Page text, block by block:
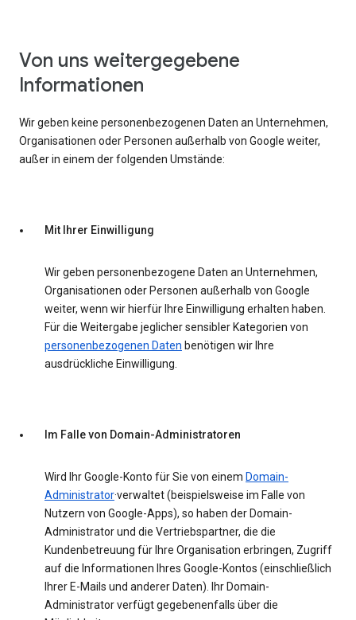
Von uns weitergegebene
Informationen
Wir geben keine personenbezogenen Daten an Unternehmen,
Organisationen oder Personen außerhalb von Google weiter,
außer in einem der folgenden Umstände:
Mit Ihrer Einwilligung
Wir geben personenbezogene Daten an Unternehmen,
Organisationen oder Personen außerhalb von Google
weiter, wenn wir hierfür Ihre Einwilligung erhalten haben.
Für die Weitergabe jeglicher sensibler Kategorien von
personenbezogenen Daten benötigen wir Ihre
ausdrückliche Einwilligung.
Im Falle von Domain-Administratoren
Wird Ihr Google-Konto für Sie von einem Domain-
Administrator·verwaltet (beispielsweise im Falle von
Nutzern von Google-Apps), so haben der Domain-
Administrator und die Vertriebspartner, die die
Kundenbetreuung für Ihre Organisation erbringen, Zugriff
auf die Informationen Ihres Google-Kontos (einschließlich
Ihrer E-Mails und anderer Daten). Ihr Domain-
Administrator verfügt gegebenenfalls über die